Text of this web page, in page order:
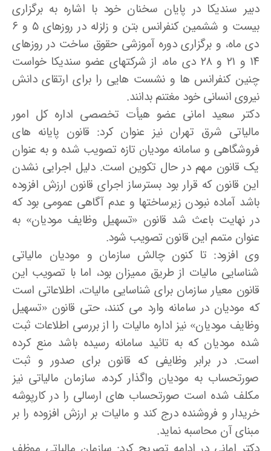
دبیر سندیکا در پایان سخنان خود با اشاره به برگزاری
بیست و ششمین کنفرانس بتن و زلزله در روزهای ۵ و ۶
دی ماه، و برگزاری دوره آموزشی حقوق ساخت در روزهای
۱۴ و ۲۱ و ۲۸ دی ماه، از شرکتهای عضو سندیکا خواست
چنین کنفرانس ها و نشست هایی را برای ارتقای دانش
نیروی انسانی خود مغتنم بدانند.
دکتر سعید امانی عضو هیأت تخصصی اداره کل امور
مالیاتی شرق تهران نیز عنوان کرد: قانون پایانه های
فروشگاهی و سامانه مودیان تازه تصویب شده و به عنوان
یک قانون مهم در حال تکوین است. دلیل اجرایی نشدن
این قانون که قرار بود بسترساز اجرای قانون ارزش افزوده
باشد آماده نبودن زیرساختها و عدم آگاهی عمومی بود که
در نهایت باعث شد قانون «تسهیل وظایف مودیان» به
عنوان متمم این قانون تصویب شود.
وی افزود: تا کنون چالش سازمان و مودیان مالیاتی
شناسایی مالیات از طریق ممیزان بود، اما با تصویب این
قانون معیار سازمان برای شناسایی مالیات، اطلاعاتی است
که مودیان در سامانه وارد می کنند، حتی قانون «تسهیل
وظایف مودیان» نیز اداره مالیات را از بررسی اطلاعات ثبت
شده مودیان که به تائید سامانه رسیده باشد منع کرده
است. در برابر وظایفی که قانون برای صدور و ثبت
صورتحساب به مودیان واگذار کرده، سازمان مالیاتی نیز
مکلف شده است صورتحساب های ارسالی را در کارپوشه
خریدار و فروشنده درج کند و مالیات بر ارزش افزوده را بر
مبنای آن محاسبه نماید.